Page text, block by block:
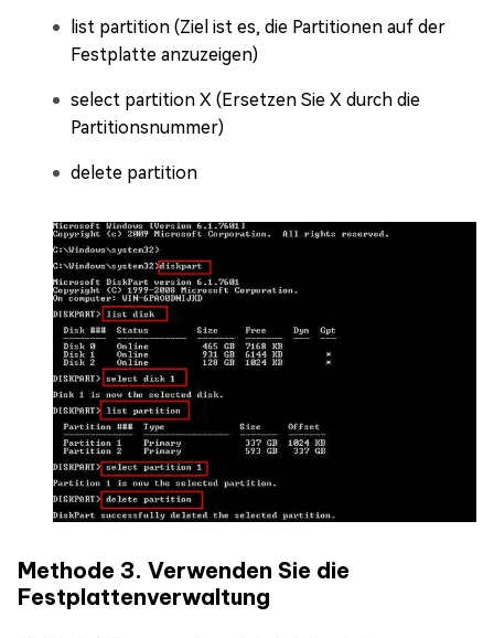
list partition (Ziel ist es, die Partitionen auf der
Festplatte anzuzeigen)
select partition X (Ersetzen Sie X durch die
Partitionsnummer)
delete partition
Methode 3. Verwenden Sie die
Festplattenverwaltung